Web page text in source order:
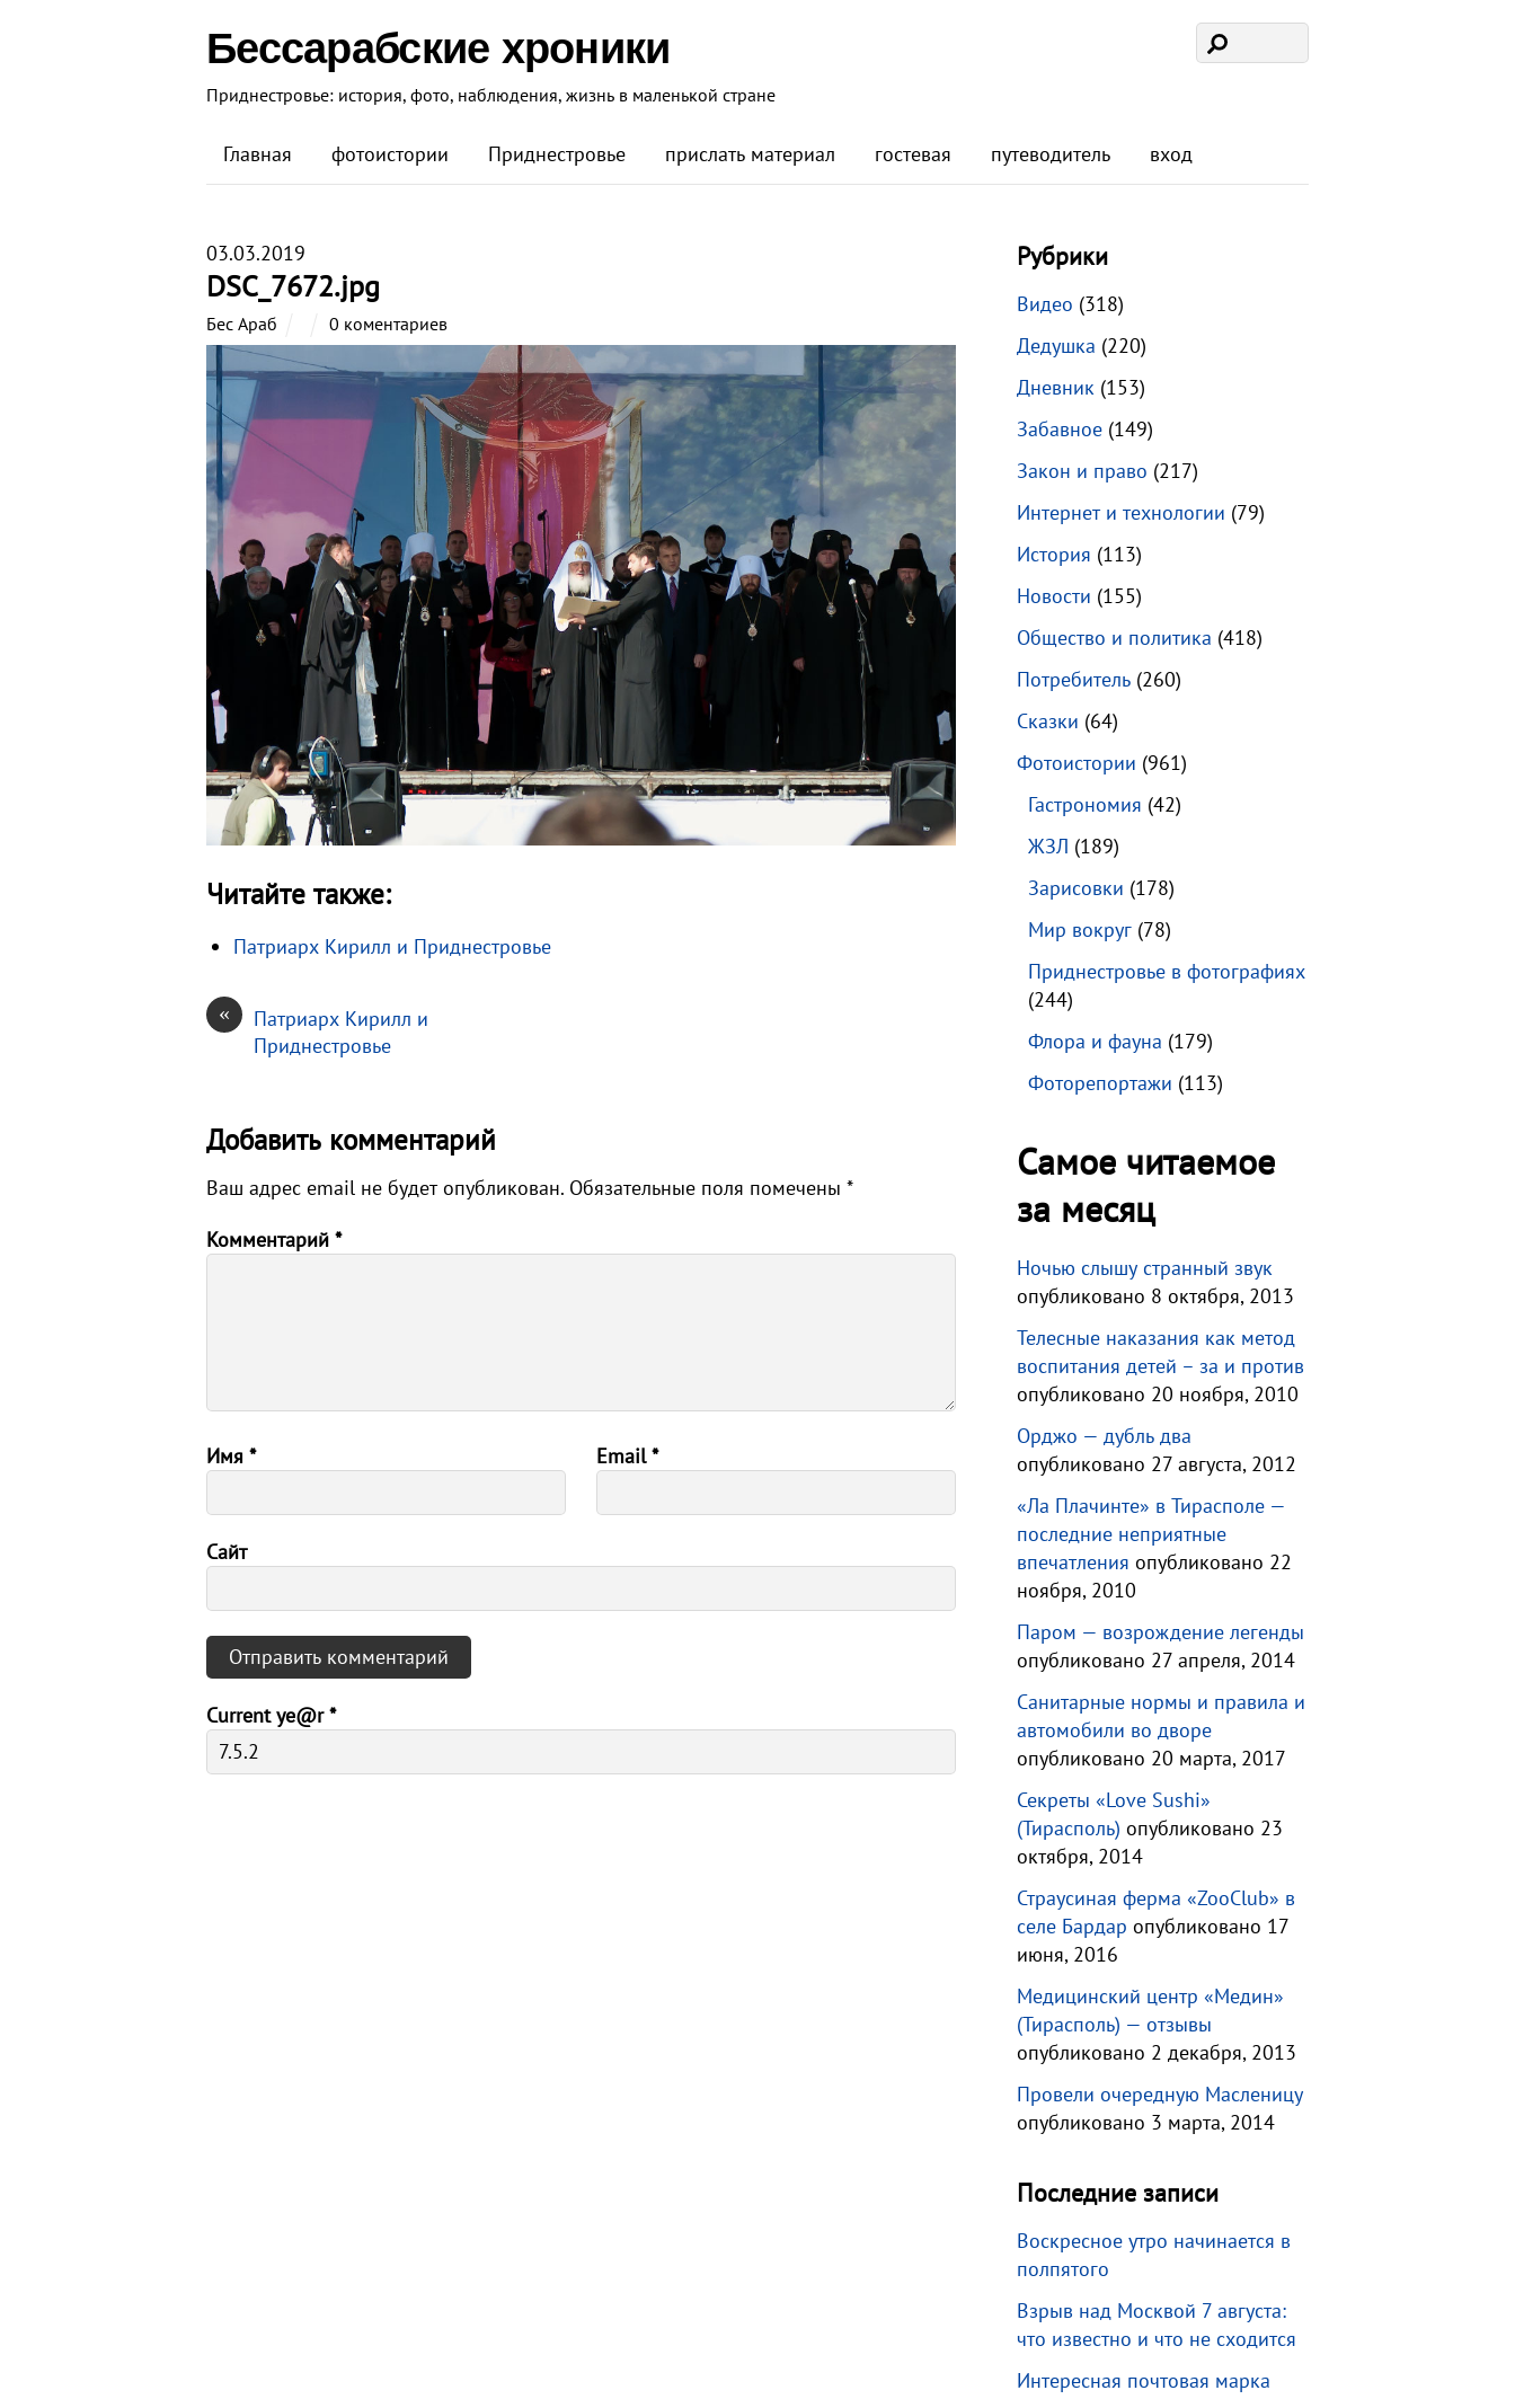
Бессарабские хроники
Приднестровье: история, фото, наблюдения, жизнь в маленькой стране
Главная фотоистории Приднестровье прислать материал гостевая путеводитель вход
03.03.2019
DSC_7672.jpg
Бес Араб 0 коментариев
Читайте также:
Патриарх Кирилл и Приднестровье
«
Патриарх Кирилл и
Приднестровье
Добавить комментарий
Ваш адрес email не будет опубликован. Обязательные поля помечены *
Комментарий *
Имя * Email*
Сайт
Current ye@r*
Рубрики
Видео (318)
Дедушка (220)
Дневник(153)
Забавное(149)
Закон и право (217)
Интернет и технологии (79)
История (113)
Новости (155)
Общество и политика (418)
Потребитель(260)
Сказки (64)
Фотоистории (961)
Гастрономия (42)
ЖЗЛ (189)
Зарисовки (178)
Мир вокруг(78)
Приднестровье в фотографиях
(244)
Флора и фауна (179)
Фоторепортажи (113)
Самое читаемое
за месяц
Ночью слышу странный звук
опубликовано 8 октября, 2013
Телесные наказания как метод
воспитания детей – за и против
опубликовано 20 ноября, 2010
Орджо — дубль два
опубликовано 27 августа, 2012
«Ла Плачинте» в Тирасполе —
последние неприятные
впечатления опубликовано 22
ноября, 2010
Паром — возрождение легенды
опубликовано 27 апреля, 2014
Санитарные нормы и правила и
автомобили во дворе
опубликовано 20 марта, 2017
Секреты «Love Sushi»
(Тирасполь) опубликовано 23
октября, 2014
Страусиная ферма «ZooClub» в
селе Бардар опубликовано 17
июня, 2016
Медицинский центр «Медин»
(Тирасполь) — отзывы
опубликовано 2 декабря, 2013
Провели очередную Масленицу
опубликовано 3 марта, 2014
Последние записи
Воскресное утро начинается в
полпятого
Взрыв над Москвой 7 августа:
что известно и что не сходится
Интересная почтовая марка